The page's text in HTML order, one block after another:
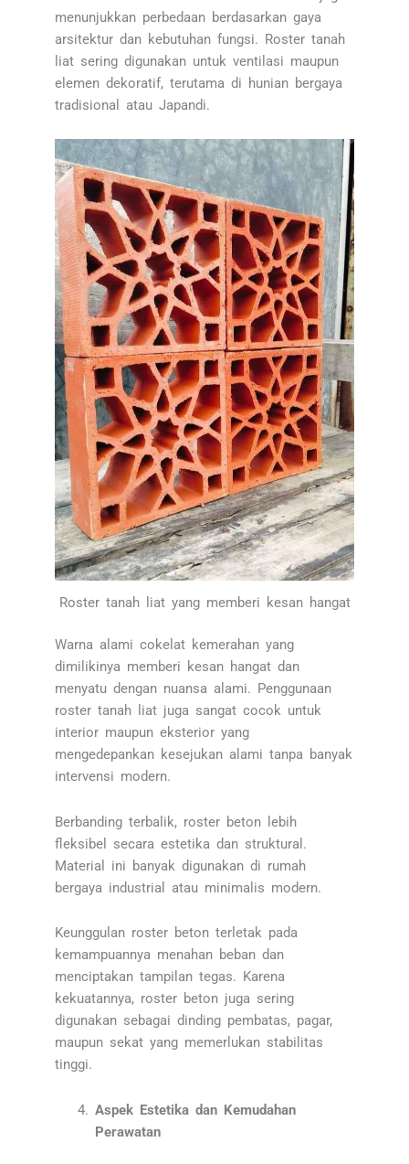
menunjukkan perbedaan berdasarkan gaya
arsitektur dan kebutuhan fungsi. Roster tanah
liat sering digunakan untuk ventilasi maupun
elemen dekoratif, terutama di hunian bergaya
tradisional atau Japandi.
Roster tanah liat yang memberi kesan hangat
Warna alami cokelat kemerahan yang
dimilikinya memberi kesan hangat dan
menyatu dengan nuansa alami. Penggunaan
roster tanah liat juga sangat cocok untuk
interior maupun eksterior yang
mengedepankan kesejukan alami tanpa banyak
intervensi modern.
Berbanding terbalik, roster beton lebih
fleksibel secara estetika dan struktural.
Material ini banyak digunakan di rumah
bergaya industrial atau minimalis modern.
Keunggulan roster beton terletak pada
kemampuannya menahan beban dan
menciptakan tampilan tegas. Karena
kekuatannya, roster beton juga sering
digunakan sebagai dinding pembatas, pagar,
maupun sekat yang memerlukan stabilitas
tinggi.
Aspek Estetika dan Kemudahan
Perawatan